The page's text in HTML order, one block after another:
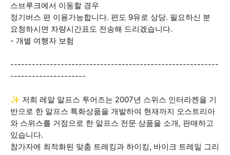
스브루크에서 이동할 경우
정기버스 편 이용가능합니다. 편도 9유로 상당. 필요하신 분
요청하시면 차량시간표도 전송해 드리겠습니다.
- 개별 여행자 보험
----------------------------------------------------------
---------------------
✨ 저희 레알 알프스 투어즈는 2007년 스위스 인터라켄을 기
반으로 한 알프스 특화상품을 개발하여 현재까지 오스트리아
와 스위스를 거점으로 한 알프스 전문 상품을 소개, 판매하고
있습니다.
참가자에 최적화된 맞춤 트레킹과 하이킹, 바이크 트레일 그리